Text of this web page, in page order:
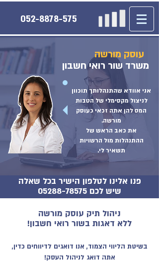
052-8878-575
משרדשור רואי חשבון
אני אוודא שהתנהלותך תוכוון
לניצול מקסימלי של הטבות
המס להן אתה זכאי כעוסק
מורשה.
את כאב הראש של
ההתנהלות מול הרשויות
תשאיר לי.
בשיטת הליווי הצמוד, אנו דואגים לדיווחים כדין,
אתה דואג לניהול העסק!
ניהול תיק עוסק מורשה
!ללא דאגות בשור רואי חשבון
פנו אלינו לטלפון הישיר בכל שאלה
שיש לכם 05288-78575